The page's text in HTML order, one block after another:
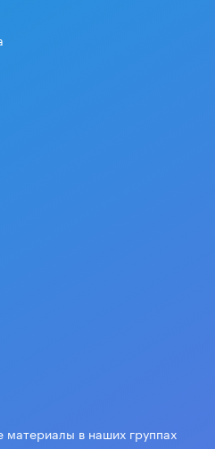
в наших группах